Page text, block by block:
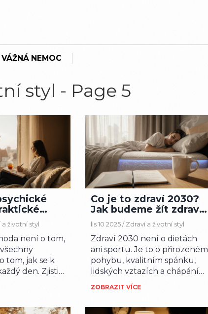
VÁŽNÁ NEMOC
styl - Page 5
život
a životní styl
není o tom,
tom, jak se k
den. Zjisti,
nauč se říkat
Co je to zdraví 2030?
Jak budeme žít zdravě
za pět let
lis 10 2025 / Zdraví a životní styl
Zdraví 2030 není o dietách
ani sportu. Je to o přirozeném
pohybu, kvalitním spánku,
lidských vztazích a chápání
svého těla. Zjistěte, jak
ZOBRAZIT VÍCE